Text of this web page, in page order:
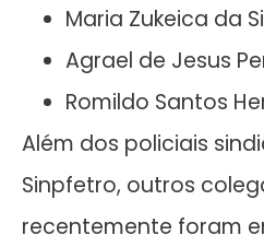
Maria Zukeica da
Agrael de Jesus
Romildo Santos
Além dos policiais
Sinpfetro, outros
recentemente foram